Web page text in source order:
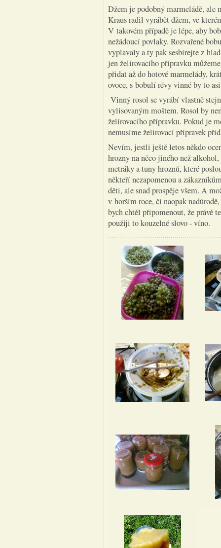
Džem je podobný marmeládě, ale
Kraus radil vyrábět džem, ve
V takovém případě je lépe, aby
nežádoucí povlaky. Rozvařené
vyplavaly a ty pak sesbírejte z
jen želírovacího přípravku
přidat až do hotové marmelády,
ovoce, s bobulí révy vinné by to
Vinný rosol se vyrábí vlastně
vylisovaným moštem. Rosol by
želírovacího přípravku. Pokud je
nemusíme želírovací přípravek
Nevím, jestli ještě letos někdo
hrozny na něco jiného než
metráky a tuny hroznů, které
někteří nezapomenou a
děti, ale snad prospěje všem. A
v horším roce, či naopak
bych chtěl připomenout, že právě
použiji to kouzelné slovo - víno.